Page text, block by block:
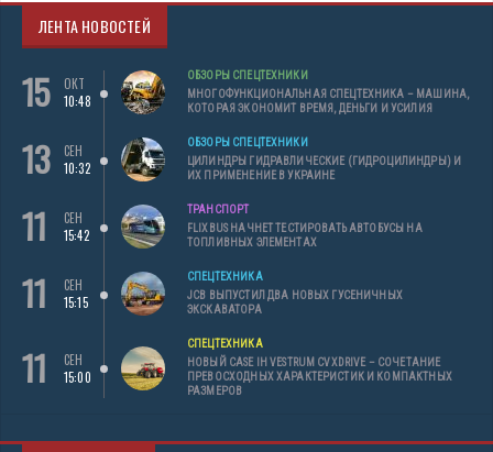
ЛЕНТА НОВОСТЕЙ
15
ОКТ
10:48
ОБЗОРЫ СПЕЦТЕХНИКИ
МНОГОФУНКЦИОНАЛЬНАЯ СПЕЦТЕХНИКА – МАШИНА,
КОТОРАЯ ЭКОНОМИТ ВРЕМЯ, ДЕНЬГИ И УСИЛИЯ
13
СЕН
10:32
ОБЗОРЫ СПЕЦТЕХНИКИ
ЦИЛИНДРЫ ГИДРАВЛИЧЕСКИЕ (ГИДРОЦИЛИНДРЫ) И
ИХ ПРИМЕНЕНИЕ В УКРАИНЕ
11
СЕН
15:42
ТРАНСПОРТ
FLIXBUS НАЧНЕТ ТЕСТИРОВАТЬ АВТОБУСЫ НА
ТОПЛИВНЫХ ЭЛЕМЕНТАХ
11
СЕН
15:15
СПЕЦТЕХНИКА
JCB ВЫПУСТИЛ ДВА НОВЫХ ГУСЕНИЧНЫХ
ЭКСКАВАТОРА
11
СЕН
15:00
СПЕЦТЕХНИКА
НОВЫЙ CASE IH VESTRUM CVXDRIVE – СОЧЕТАНИЕ
ПРЕВОСХОДНЫХ ХАРАКТЕРИСТИК И КОМПАКТНЫХ
РАЗМЕРОВ